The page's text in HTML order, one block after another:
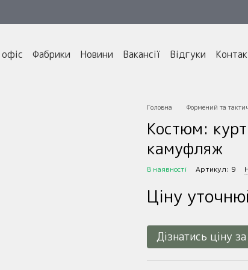
Фабрики Новини Вакансії Відгуки
Головна Формений та
Костюм:
камуфляж
В наявності Артикул: 9
Ціну
Дізнатись ціну